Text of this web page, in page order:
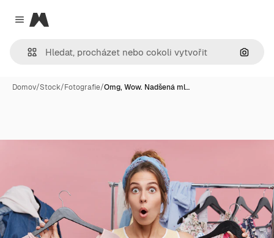
Close menu
Magnific
Hledat
Domov/Stock/Fotografie/Omg, Wow. Nadšená ml…